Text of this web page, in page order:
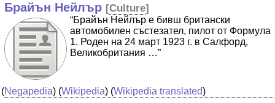
Брайън Нейлър [Culture]
“Брайън Нейлър е бивш британски
автомобилен състезател, пилот от Формула
1. Роден на 24 март 1923 г. в Салфорд,
Великобритания …”
(Negapedia) (Wikipedia) (Wikipedia translated)